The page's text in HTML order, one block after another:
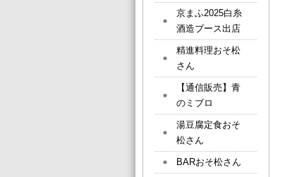
京まふ2025白糸
酒造ブース出店
精進料理おそ松
さん
【通信販売】青
のミブロ
湯豆腐定食おそ
松さん
BARおそ松さん